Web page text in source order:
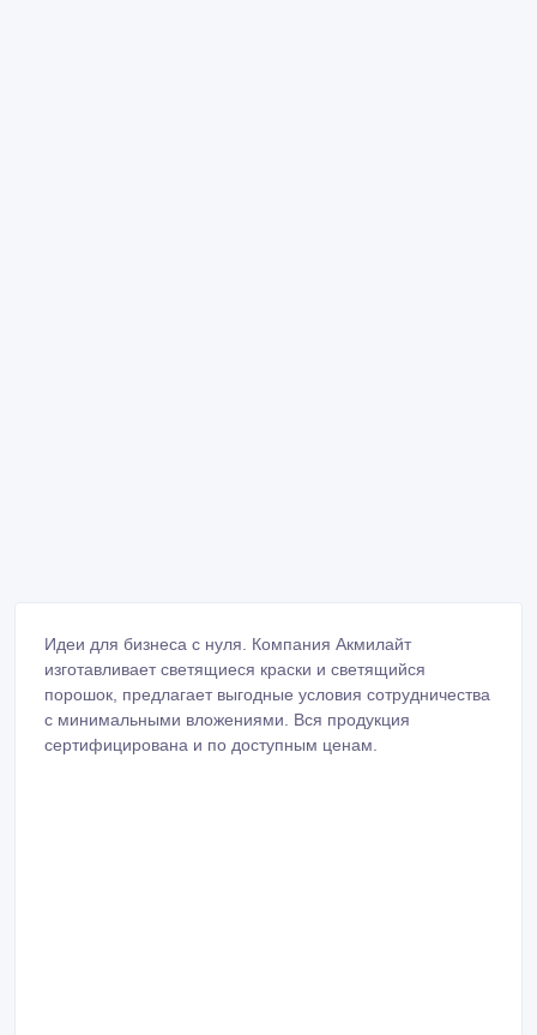
Идеи для бизнеса с нуля. Компания Акмилайт
изготавливает светящиеся краски и светящийся
порошок, предлагает выгодные условия сотрудничества
с минимальными вложениями. Вся продукция
сертифицирована и по доступным ценам.